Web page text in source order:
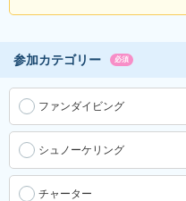
参加カテゴリー 必須
ファンダイビング
シュノーケリング
チャーター